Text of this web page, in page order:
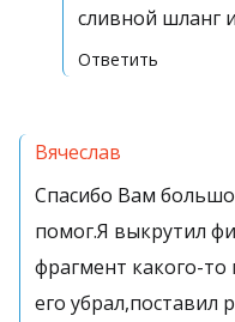
сливной шланг
Ответить
Вячеслав
Спасибо Вам
помог.Я выкрутил
фрагмент какого-то
его убрал,поставил